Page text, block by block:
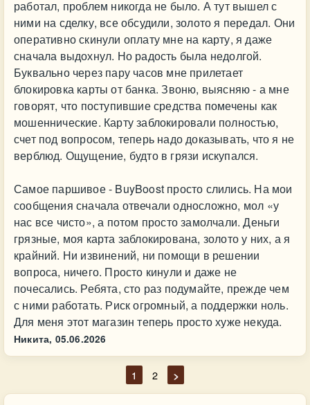
работал, проблем никогда не было. А тут вышел с
ними на сделку, все обсудили, золото я передал. Они
оперативно скинули оплату мне на карту, я даже
сначала выдохнул. Но радость была недолгой.
Буквально через пару часов мне прилетает
блокировка карты от банка. Звоню, выясняю - а мне
говорят, что поступившие средства помечены как
мошеннические. Карту заблокировали полностью,
счет под вопросом, теперь надо доказывать, что я не
верблюд. Ощущение, будто в грязи искупался.
Самое паршивое - BuyBoost просто слились. На мои
сообщения сначала отвечали односложно, мол «у
нас все чисто», а потом просто замолчали. Деньги
грязные, моя карта заблокирована, золото у них, а я
крайний. Ни извинений, ни помощи в решении
вопроса, ничего. Просто кинули и даже не
почесались. Ребята, сто раз подумайте, прежде чем
с ними работать. Риск огромный, а поддержки ноль.
Для меня этот магазин теперь просто хуже некуда.
Никита, 05.06.2026
1 2 >